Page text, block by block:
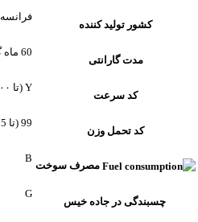
کشور تولید کننده
فرانسه
مدت گارانتی
60 ماه گارانتی
کد سرعت
Y (تا ۳۰۰ کلیومتر بر ساعت)
کد تحمل وزن
99 (تا 775 کیلوگرم)
مصرف سوخت
B
چسبندگی در جاده خیس
G